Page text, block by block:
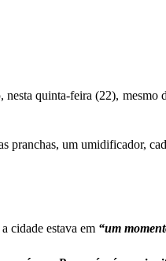
quinta-feira (22), mesmo
pranchas, um umidificador,
cidade estava em “um